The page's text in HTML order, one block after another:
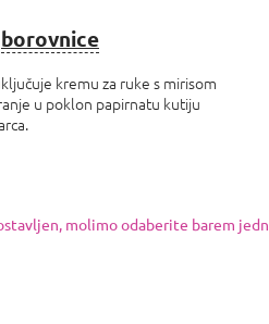
borovnice
kremu za ruke s mirisom
u poklon papirnatu kutiju
molimo odaberite barem